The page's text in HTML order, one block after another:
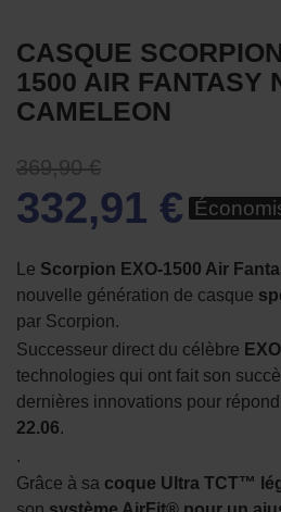
CASQUE
1500 AIR FANTASY
CAMELEON
369,90 €
332,91 €
Le Scorpion EXO-1500 Air
nouvelle génération de casque
par Scorpion.
Successeur direct du célèbre
technologies qui ont fait son
dernières innovations pour
22.06.
.
Grâce à sa coque Ultra TCT™